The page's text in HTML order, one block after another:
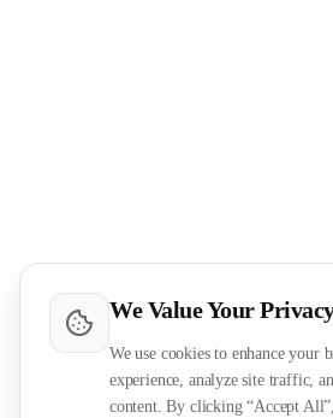
We Value Your
We use cookies to enhance your
experience, analyze site traffic,
content. By clicking “Accept